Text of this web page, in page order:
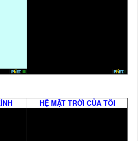
HỆ MẶT TRỜI CỦA TÔI